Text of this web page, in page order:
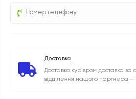
Доставка
Доставка кур'єром доставка за
відділення нашого партнера